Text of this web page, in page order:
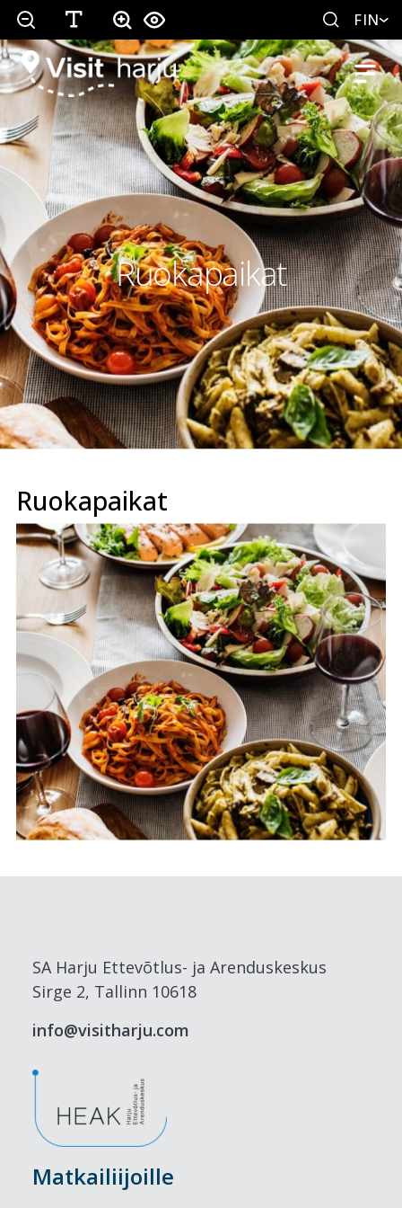
FIN
Ruokapaikat
Ruokapaikat
SA Harju Ettevõtlus- ja Arenduskeskus
Sirge 2, Tallinn 10618
info@visitharju.com
Matkailiijoille